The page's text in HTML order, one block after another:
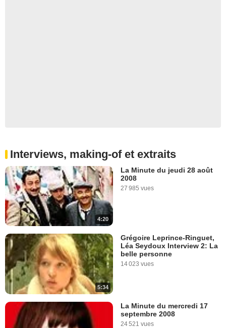
Interviews, making-of et extraits
4:20
La Minute du jeudi 28 août
2008
27 985 vues
5:34
Grégoire Leprince-Ringuet,
Léa Seydoux Interview 2: La
belle personne
14 023 vues
La Minute du mercredi 17
septembre 2008
24 521 vues